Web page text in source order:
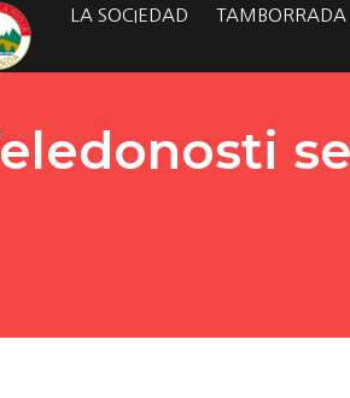
LA SOCIEDAD TAMBORRADA